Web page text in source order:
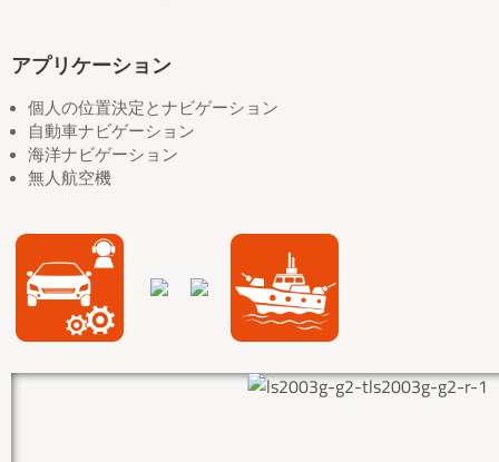
アプリケーション
個人の位置決定とナビゲーション
自動車ナビゲーション
海洋ナビゲーション
無人航空機